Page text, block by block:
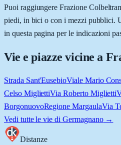
Puoi raggiungere Frazione
piedi, in bici o con i mezzi pubblici.
in questa pagina per le indicazioni
Vie e piazze vicine a
Strada Sant'EusebioViale Mario
Celso MigliettiVia Roberto Miglietti
BorgonuovoRegione MargaulaVia
Vedi tutte le vie di Germagnano→
Distanze